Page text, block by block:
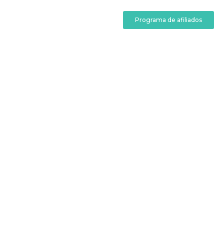
Programa de afiliados